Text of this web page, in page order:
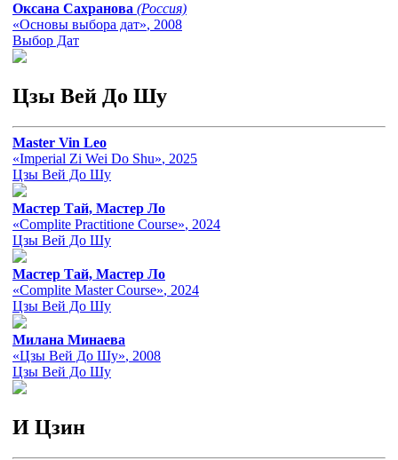
Оксана Сахранова (Россия)
«Основы выбора дат», 2008
Выбор Дат
Цзы Вей До Шу
Master Vin Leo
«Imperial Zi Wei Do Shu», 2025
Цзы Вей До Шу
Мастер Тай, Мастер Ло
«Complite Practitione Course», 2024
Цзы Вей До Шу
Мастер Тай, Мастер Ло
«Complite Master Course», 2024
Цзы Вей До Шу
Милана Минаева
«Цзы Вей До Шу», 2008
Цзы Вей До Шу
И Цзин